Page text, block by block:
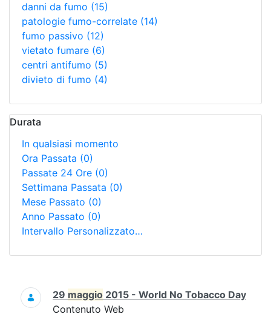
danni da fumo (15)
patologie fumo-correlate (14)
fumo passivo (12)
vietato fumare (6)
centri antifumo (5)
divieto di fumo (4)
Durata
In qualsiasi momento
Ora Passata (0)
Passate 24 Ore (0)
Settimana Passata (0)
Mese Passato (0)
Anno Passato (0)
Intervallo Personalizzato…
Ricerca
29 maggio 2015 - World No Tobacco Day
Contenuto Web